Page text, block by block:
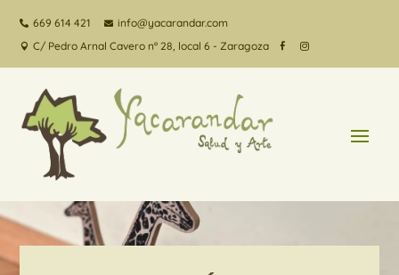
 669 614 421  info@yacarandar.com
 C/ Pedro Arnal Cavero nº 28, local 6 - Zaragoza  